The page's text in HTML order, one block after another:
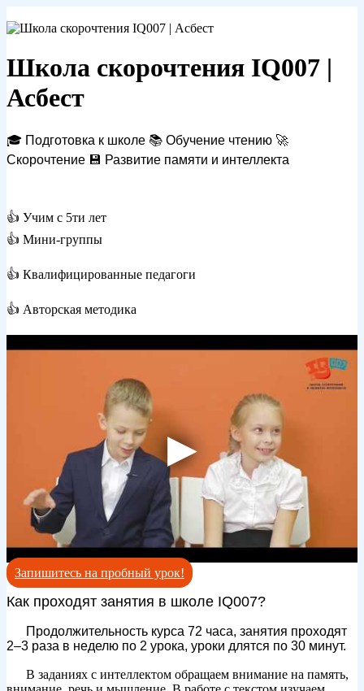
Школа скорочтения IQ007 |
Асбест
🎓 Подготовка к школе 📚 Обучение чтению 🚀
Скорочтение 💾 Развитие памяти и интеллекта
👍 Учим с 5ти лет
👍 Мини-группы
👍 Квалифицированные педагоги
👍 Авторская методика
Запишитесь на пробный урок!
Как проходят занятия в школе IQ007?
Продолжительность курса 72 часа, занятия проходят
2–3 раза в неделю по 2 урока, уроки длятся по 30 минут.
В заданиях с интеллектом обращаем внимание на память,